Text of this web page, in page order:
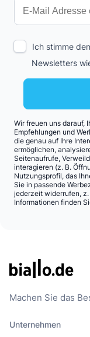
Ich stimme
Newsletters
Wir freuen uns darauf,
Empfehlungen und
die genau auf Ihre
ermöglichen,
Seitenaufrufe,
interagieren (z. B.
Nutzungsprofil, das
Sie in passende
jederzeit widerrufen,
Informationen finden
Machen Sie das
Unternehmen